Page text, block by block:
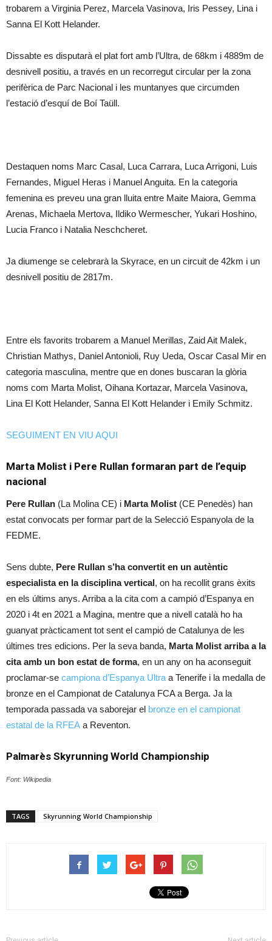
trobarem a Virginia Perez, Marcela Vasinova, Iris Pessey, Lina i
Sanna El Kott Helander.
Dissabte es disputarà el plat fort amb l’Ultra, de 68km i 4889m de
desnivell positiu, a través en un recorregut circular per la zona
perifèrica de Parc Nacional i les muntanyes que circumden
l’estació d’esquí de Boí Taüll.
Destaquen noms Marc Casal, Luca Carrara, Luca Arrigoni, Luis
Fernandes, Miguel Heras i Manuel Anguita. En la categoria
femenina es preveu una gran lluita entre Maite Maiora, Gemma
Arenas, Michaela Mertova, Ildiko Wermescher, Yukari Hoshino,
Lucia Franco i Natalia Neschcheret.
Ja diumenge se celebrarà la Skyrace, en un circuit de 42km i un
desnivell positiu de 2817m.
Entre els favorits trobarem a Manuel Merillas, Zaid Ait Malek,
Christian Mathys, Daniel Antonioli, Ruy Ueda, Oscar Casal Mir en
categoria masculina, mentre que en dones buscaran la glòria
noms com Marta Molist, Oihana Kortazar, Marcela Vasinova,
Lina El Kott Helander, Sanna El Kott Helander i Emily Schmitz.
SEGUIMENT EN VIU AQUI
Marta Molist i Pere Rullan formaran part de l’equip
nacional
Pere Rullan (La Molina CE) i Marta Molist (CE Penedès) han
estat convocats per formar part de la Selecció Espanyola de la
FEDME.
Sens dubte, Pere Rullan s’ha convertit en un autèntic
especialista en la disciplina vertical, on ha recollit grans èxits
en els últims anys. Arriba a la cita com a campió d’Espanya en
2020 i 4t en 2021 a Magina, mentre que a nivell català ho ha
guanyat pràcticament tot sent el campió de Catalunya de les
últimes tres edicions. Per la seva banda, Marta Molist arriba a la
cita amb un bon estat de forma, en un any on ha aconseguit
proclamar-se campiona d’Espanya Ultra a Tenerife i la medalla de
bronze en el Campionat de Catalunya FCA a Berga. Ja la
temporada passada va saborejar el bronze en el campionat
estatal de la RFEA a Reventon.
Palmarès Skyrunning World Championship
Font: Wikipedia
TAGS Skyrunning World Championship